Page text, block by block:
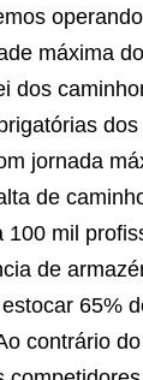
máxima
dos
jornada
de
100 mil
de
65%
contrário